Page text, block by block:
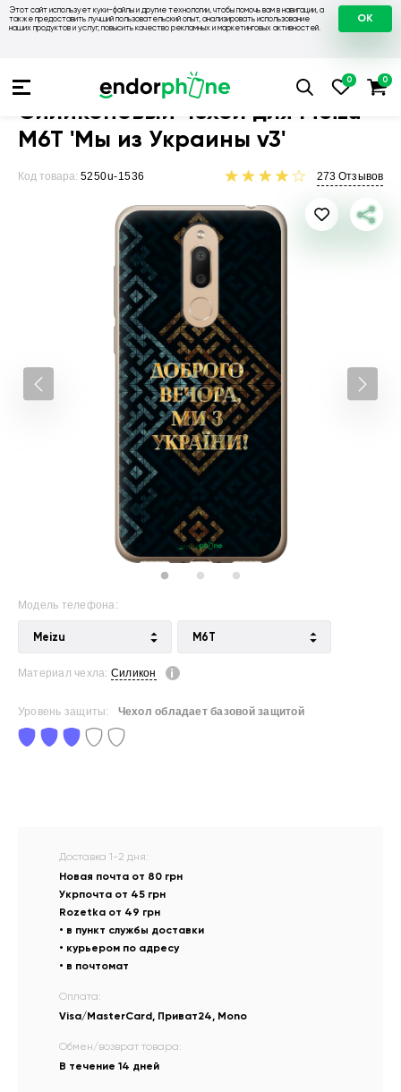
Этот сайт использует куки-файлы и другие технологии, чтобы помочь вам в навигации, а
также предоставить лучший пользовательский опыт, анализировать использование
наших продуктов и услуг, повысить качество рекламных и маркетинговых активностей.
OK
Чехлы на Meizu Чехол для Meizu
Силиконовый чехол для Meizu
M6T 'Мы из Украины v3'
Код товара: 5250u-1536 273 Отзывов
Модель телефона:
Meizu M6T
Материал чехла: Силикон
Уровень защиты: Чехол обладает базовой защитой
Доставка 1-2 дня:
Новая почта от 80 грн
Укрпочта от 45 грн
Rozetka от 49 грн
• в пункт службы доставки
• курьером по адресу
• в почтомат
Оплата:
Visa/MasterCard, Приват24, Mono
Обмен/возврат товара:
В течение 14 дней